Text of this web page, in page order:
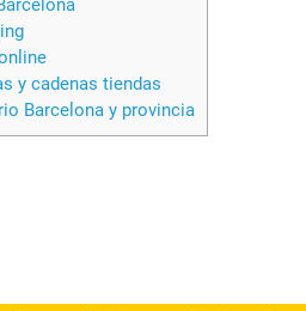
y cadenas tiendas
Barcelona y provincia